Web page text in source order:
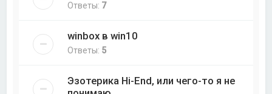
Ответы: 7
winbox в win10
Ответы: 5
Эзотерика Hi-End, или чего-то я не